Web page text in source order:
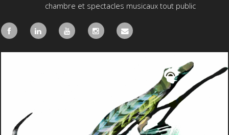
chambre et spectacles musicaux tout public